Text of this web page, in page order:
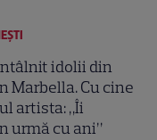
idolii din
Marbella. Cu cine
artista: „Îi
urmă cu ani”